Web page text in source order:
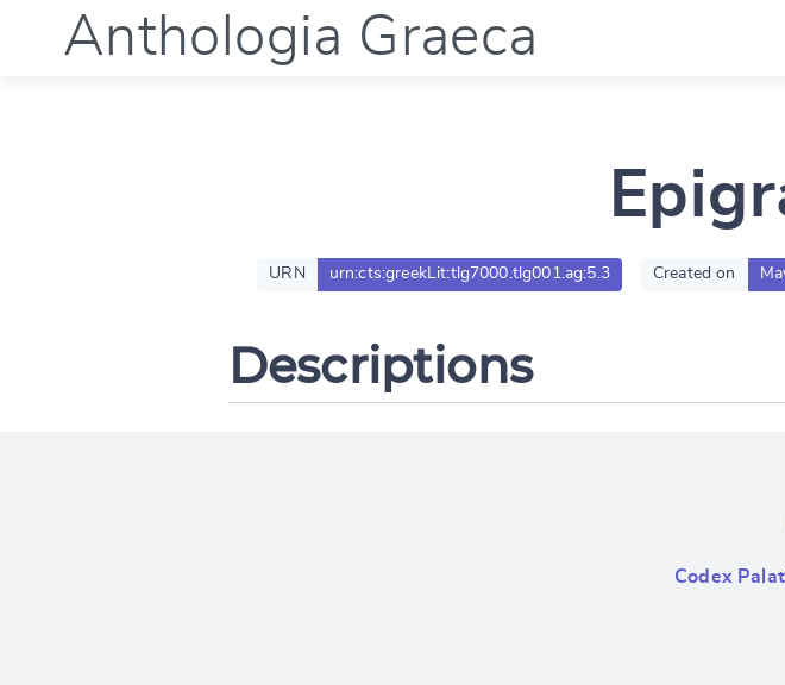
Anthologia Graeca
URN urn:cts:greekLit:tlg7000.tlg001.ag:5.3 Created on
Descriptions
Codex